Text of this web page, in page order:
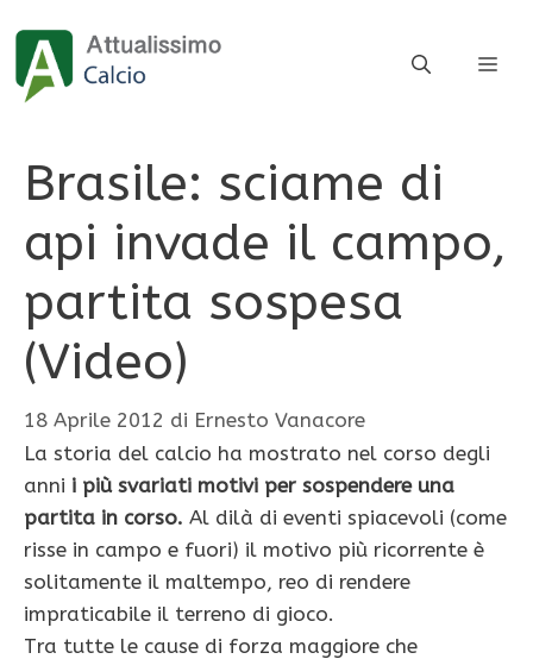
contenuto
Brasile: sciame di
api invade il campo,
partita sospesa
(Video)
18 Aprile 2012 di Ernesto Vanacore
La storia del calcio ha mostrato nel corso degli
anni i più svariati motivi per sospendere una
partita in corso. Al dilà di eventi spiacevoli (come
risse in campo e fuori) il motivo più ricorrente è
solitamente il maltempo, reo di rendere
impraticabile il terreno di gioco.
Tra tutte le cause di forza maggiore che